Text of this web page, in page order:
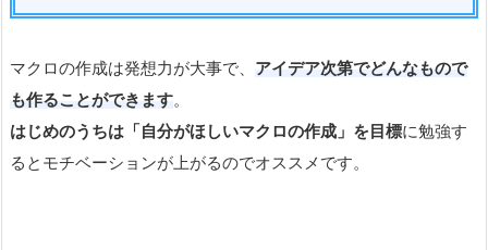
マクロの作成は発想力が大事で、 アイデア次第でどんなもので
も作ることができます。
はじめのうちは「自分がほしいマクロの作成」を目標に勉強す
るとモチベーションが上がるのでオススメです。